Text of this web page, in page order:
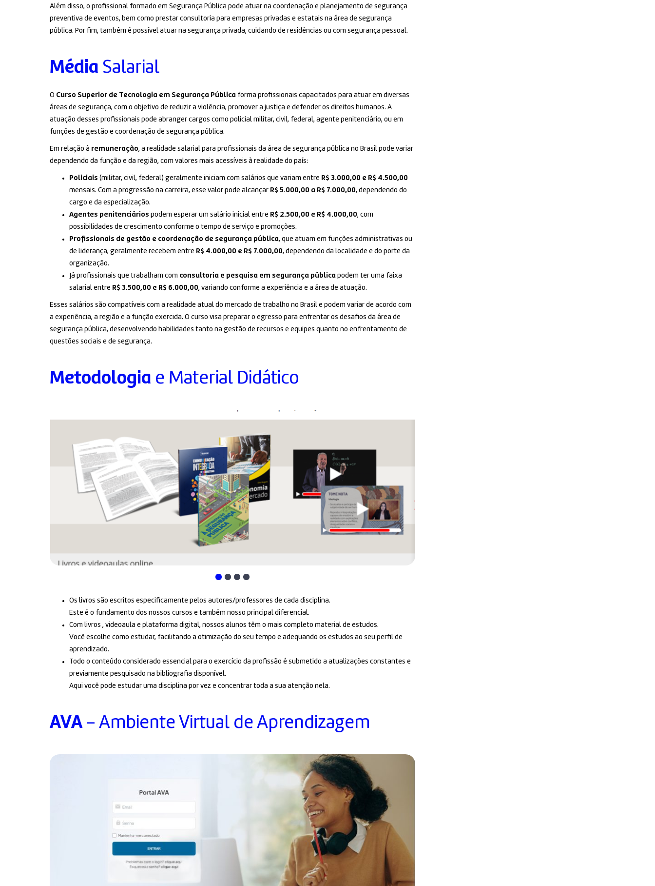
Além disso, o profissional formado em Segurança Pública pode atuar na coordenação e planejamento de segurança
preventiva de eventos, bem como prestar consultoria para empresas privadas e estatais na área de segurança
pública. Por fim, também é possível atuar na segurança privada, cuidando de residências ou com segurança pessoal.
Média Salarial
O Curso Superior de Tecnologia em Segurança Pública forma profissionais capacitados para atuar em diversas
áreas de segurança, com o objetivo de reduzir a violência, promover a justiça e defender os direitos humanos. A
atuação desses profissionais pode abranger cargos como policial militar, civil, federal, agente penitenciário, ou em
funções de gestão e coordenação de segurança pública.
Em relação à remuneração, a realidade salarial para profissionais da área de segurança pública no Brasil pode variar
dependendo da função e da região, com valores mais acessíveis à realidade do país:
Policiais (militar, civil, federal) geralmente iniciam com salários que variam entre R$ 3.000,00 e R$ 4.500,00
mensais. Com a progressão na carreira, esse valor pode alcançar R$ 5.000,00 a R$ 7.000,00, dependendo do
cargo e da especialização.
Agentes penitenciários podem esperar um salário inicial entre R$ 2.500,00 e R$ 4.000,00, com
possibilidades de crescimento conforme o tempo de serviço e promoções.
Profissionais de gestão e coordenação de segurança pública, que atuam em funções administrativas ou
de liderança, geralmente recebem entre R$ 4.000,00 e R$ 7.000,00, dependendo da localidade e do porte da
organização.
Já profissionais que trabalham com consultoria e pesquisa em segurança pública podem ter uma faixa
salarial entre R$ 3.500,00 e R$ 6.000,00, variando conforme a experiência e a área de atuação.
Esses salários são compatíveis com a realidade atual do mercado de trabalho no Brasil e podem variar de acordo com
a experiência, a região e a função exercida. O curso visa preparar o egresso para enfrentar os desafios da área de
segurança pública, desenvolvendo habilidades tanto na gestão de recursos e equipes quanto no enfrentamento de
questões sociais e de segurança.
Metodologia e Material Didático
Os livros são escritos especificamente pelos autores/professores de cada disciplina.
Este é o fundamento dos nossos cursos e também nosso principal diferencial.
Com livros , videoaula e plataforma digital, nossos alunos têm o mais completo material de estudos.
Você escolhe como estudar, facilitando a otimização do seu tempo e adequando os estudos ao seu perfil de
aprendizado.
Todo o conteúdo considerado essencial para o exercício da profissão é submetido a atualizações constantes e
previamente pesquisado na bibliografia disponível.
Aqui você pode estudar uma disciplina por vez e concentrar toda a sua atenção nela.
AVA- Ambiente Virtual de Aprendizagem